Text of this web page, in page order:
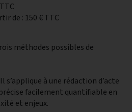
de : 150 € TTC
méthodes possibles de
Il s’applique à une rédaction d’acte
facilement quantifiable en
et enjeux.